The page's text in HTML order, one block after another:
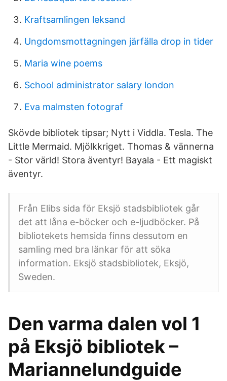
Kraftsamlingen leksand
Ungdomsmottagningen järfälla drop in tider
Maria wine poems
School administrator salary london
Eva malmsten fotograf
Skövde bibliotek tipsar; Nytt i Viddla. Tesla. The
Little Mermaid. Mjölkkriget. Thomas & vännerna
- Stor värld! Stora äventyr! Bayala - Ett magiskt
äventyr.
Från Elibs sida för Eksjö stadsbibliotek går
det att låna e-böcker och e-ljudböcker. På
bibliotekets hemsida finns dessutom en
samling med bra länkar för att söka
information. Eksjö stadsbibliotek, Eksjö,
Sweden.
Den varma dalen vol 1
på Eksjö bibliotek –
Mariannelundguide